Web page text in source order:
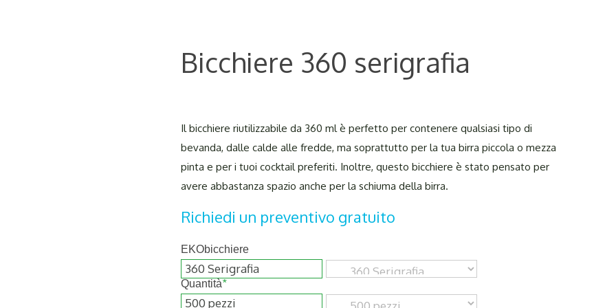
Bicchiere 360 serigrafia
Il bicchiere riutilizzabile da 360 ml è perfetto per contenere qualsiasi tipo di
bevanda, dalle calde alle fredde, ma soprattutto per la tua birra piccola o mezza
pinta e per i tuoi cocktail preferiti. Inoltre, questo bicchiere è stato pensato per
avere abbastanza spazio anche per la schiuma della birra.
Richiedi un preventivo gratuito
EKObicchiere
Quantità*